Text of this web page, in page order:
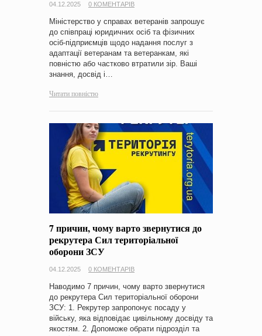
04.12.2025 0 КОМЕНТАРІВ
Міністерство у справах ветеранів запрошує
до співпраці юридичних осіб та фізичних
осіб-підприємців щодо надання послуг з
адаптації ветеранам та ветеранкам, які
повністю або частково втратили зір. Ваші
знання, досвід і…
Читати повністю
7 причин, чому варто звернутися до
рекрутера Сил територіальної
оборони ЗСУ
04.12.2025 0 КОМЕНТАРІВ
Наводимо 7 причин, чому варто звернутися
до рекрутера Сил територіальної оборони
ЗСУ: 1. Рекрутер запропонує посаду у
війську, яка відповідає цивільному досвіду та
якостям. 2. Допоможе обрати підрозділ та